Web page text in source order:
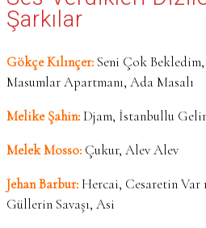
Şarkılar
Gökçe Kılınçer:Seni Çok
Masumlar Apartmanı, Ada Masalı
Melike Şahin:Djam, İstanbullu
Melek Mosso: Çukur, Alev Alev
Jehan Barbur:Hercai, Cesaretin Var
Güllerin Savaşı, Asi